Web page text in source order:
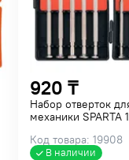
920 ₸
Набор отверток
механики SPARTA
Код товара: 19908
В наличии